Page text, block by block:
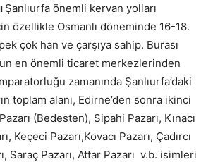
Şanlıurfa önemli kervan yolları
özellikle Osmanlı döneminde 16-18.
çok han ve çarşıya sahip. Burası
en önemli ticaret merkezlerinden
zamanında Şanlıurfa’daki
toplam alanı, Edirne’den sonra ikinci
(Bedesten), Sipahi Pazarı, Kınacı
Keçeci Pazarı,Kovacı Pazarı, Çadırcı
Saraç Pazarı, Attar Pazarı v.b. isimleri